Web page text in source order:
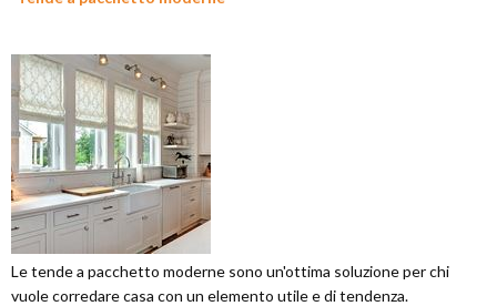
Le tende a pacchetto moderne sono un'ottima soluzione per chi
vuole corredare casa con un elemento utile e di tendenza.